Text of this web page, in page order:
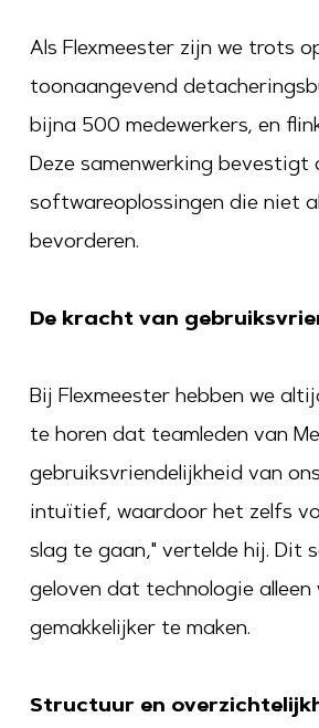
Als Flexmeester zijn we trots
toonaangevend
bijna 500 medewerkers, en
Deze samenwerking
softwareoplossingen die niet
bevorderen.
De kracht van
Bij Flexmeester hebben we
te horen dat teamleden van
gebruiksvriendelijkheid van
intuïtief, waardoor het zelfs
slag te gaan," vertelde hij. Dit
geloven dat technologie
gemakkelijker te maken.
Structuur en